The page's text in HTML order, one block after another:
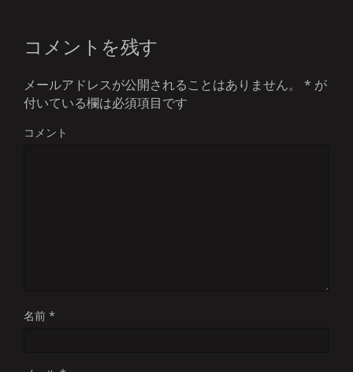
コメントを残す
メールアドレスが公開されることはありません。 * が
付いている欄は必須項目です
コメント
名前 *